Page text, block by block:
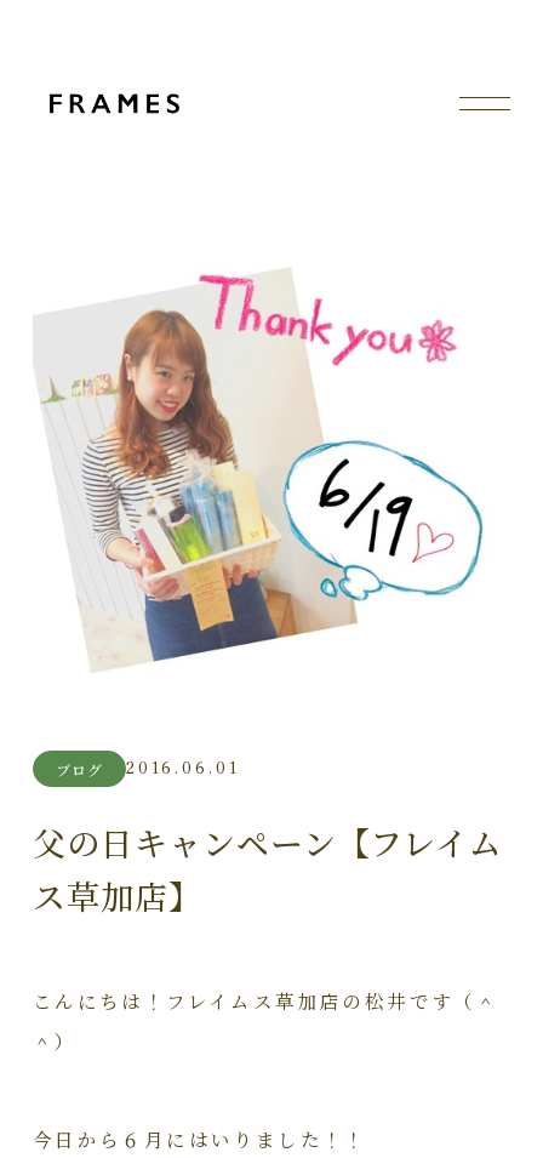
ブログ 2016.06.01
父の日キャンペーン【フレイム
ス草加店】
こんにちは！フレイムス草加店の松井です（＾
＾）
今日から６月にはいりました！！